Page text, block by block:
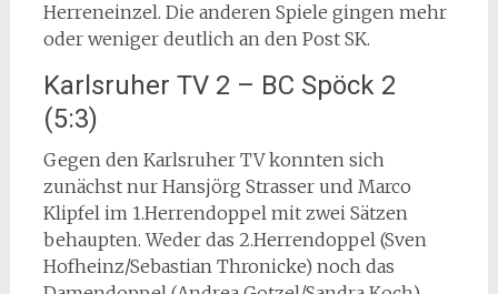
Herreneinzel. Die anderen Spiele gingen mehr
oder weniger deutlich an den Post SK.
Karlsruher TV 2 – BC Spöck 2
(5:3)
Gegen den Karlsruher TV konnten sich
zunächst nur Hansjörg Strasser und Marco
Klipfel im 1.Herrendoppel mit zwei Sätzen
behaupten. Weder das 2.Herrendoppel (Sven
Hofheinz/Sebastian Thronicke) noch das